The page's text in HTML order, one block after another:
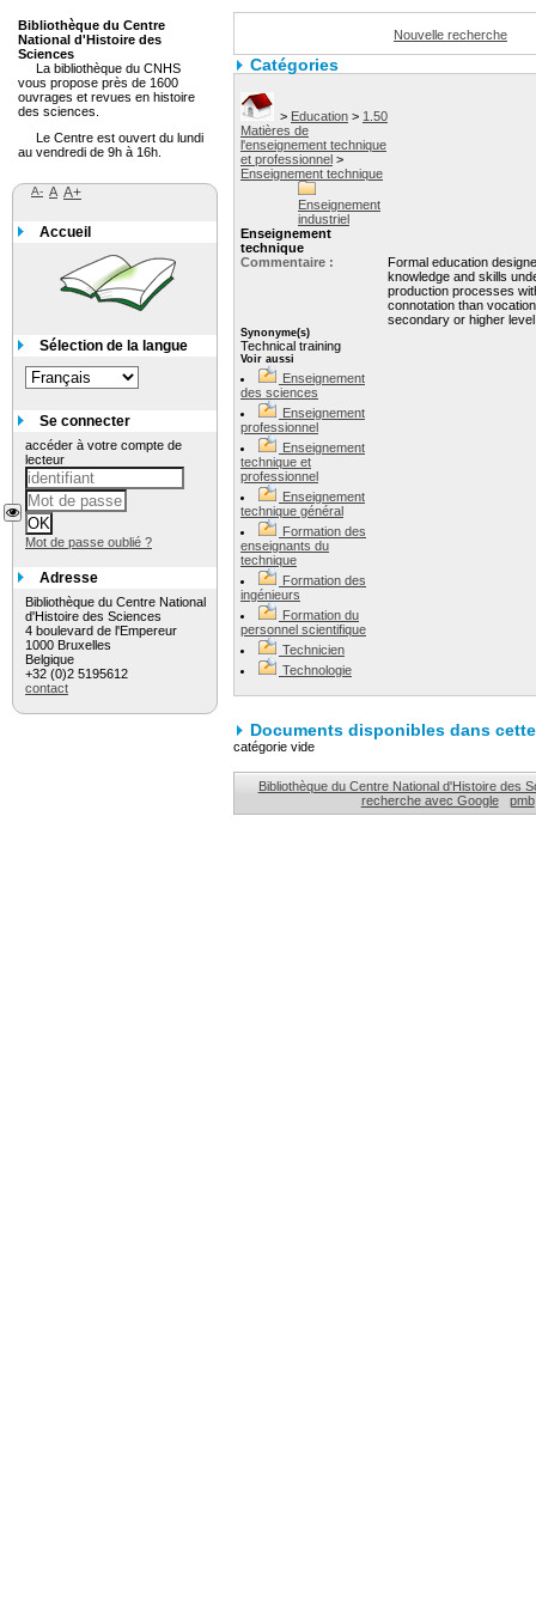
Nouvelle recherche
Catégories
> Education > 1.50
Matières de
l'enseignement technique
et professionnel >
Enseignement technique
Enseignement
industriel
Enseignement
technique
Commentaire :
Formal education
knowledge and skills
production processes
connotation than
secondary or higher
Synonyme(s)
Technical training
Voir aussi
Enseignement
des sciences
Enseignement
professionnel
Enseignement
technique et
professionnel
Enseignement
technique général
Formation des
enseignants du
technique
Formation des
ingénieurs
Formation du
personnel scientifique
Technicien
Technologie
Documents disponibles dans
catégorie vide
Bibliothèque du Centre National d'Histoire des
recherche avec Google
pmb
Bibliothèque du Centre
National d'Histoire des
Sciences
La bibliothèque du CNHS
vous propose près de 1600
ouvrages et revues en histoire
des sciences.
Le Centre est ouvert du lundi
au vendredi de 9h à 16h.
A- A A+
Accueil
Sélection de la langue
Se connecter
accéder à votre compte de
lecteur
Mot de passe oublié ?
Adresse
Bibliothèque du Centre National
d'Histoire des Sciences
4 boulevard de l'Empereur
1000 Bruxelles
Belgique
+32 (0)2 5195612
contact